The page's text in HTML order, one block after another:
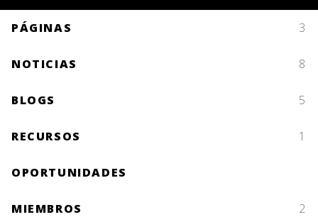
PÁGINAS 3
NOTICIAS 8
BLOGS 5
RECURSOS 1
OPORTUNIDADES
MIEMBROS 2